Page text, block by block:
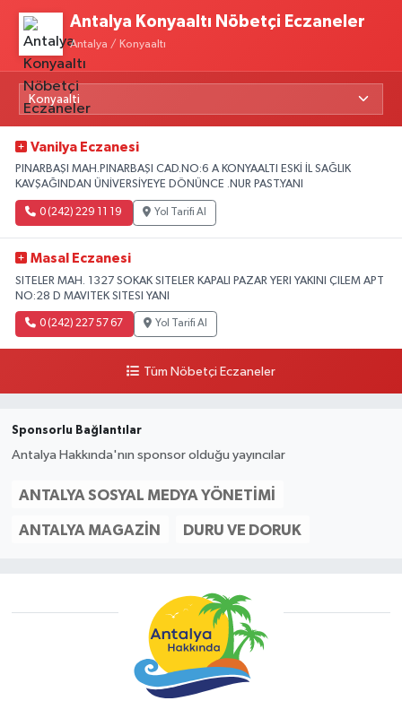
Antalya Konyaaltı Nöbetçi Eczaneler
Antalya / Konyaaltı
Vanilya Eczanesi
PINARBAŞI MAH.PINARBAŞI CAD.NO:6 A KONYAALTI ESKİ İL SAĞLIK
KAVŞAĞINDAN ÜNİVERSİYEYE DÖNÜNCE .NUR PAST.YANI
0 (242) 229 11 19 Yol Tarifi Al
Masal Eczanesi
SITELER MAH. 1327 SOKAK SITELER KAPALI PAZAR YERI YAKINI ÇILEM APT
NO:28 D MAVITEK SITESI YANI
0 (242) 227 57 67 Yol Tarifi Al
Tüm Nöbetçi Eczaneler
Sponsorlu Bağlantılar
Antalya Hakkında'nın sponsor olduğu yayıncılar
ANTALYA SOSYAL MEDYA YÖNETIMI
ANTALYA MAGAZIN DURU VE DORUK